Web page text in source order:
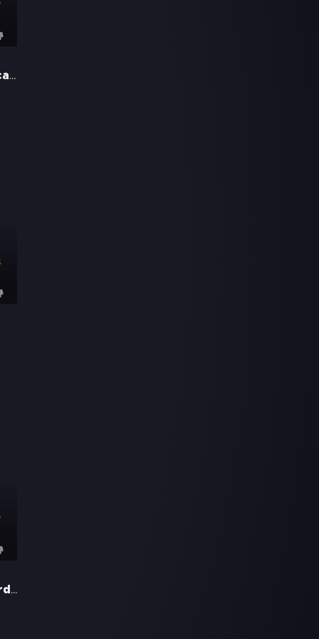
47 Meters Down: Uncaged
A Good Woman Is Hard to Find